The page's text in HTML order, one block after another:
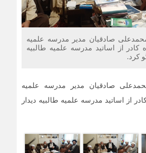
صادقیان مدیر مدرسه علمیه
کادر از اساتید مدرسه علمیه طالبیه
کرد.
صادقیان مدیر مدرسه علمیه
از اساتید مدرسه علمیه طالبیه دیدار